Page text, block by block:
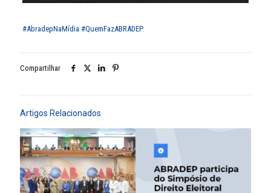
#AbradepNaMídia #QuemFazABRADEP
Compartilhar
Artigos Relacionados